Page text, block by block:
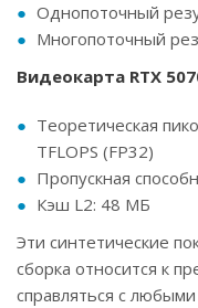
Однопоточный
Многопоточный
Видеокарта RTX
Теоретическая
TFLOPS (FP32)
Пропускная
Кэш L2: 48 МБ
Эти синтетические
сборка относится к
справляться с